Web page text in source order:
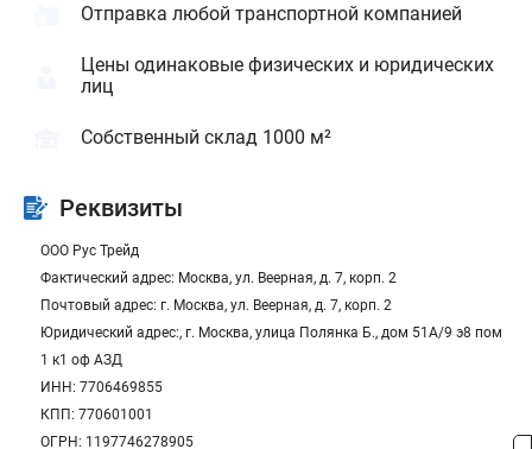
Отправка любой транспортной компанией
Цены одинаковые физических и юридических
лиц
Собственный склад 1000 м²
Реквизиты
ООО Рус Трейд
Фактический адрес: Москва, ул. Веерная, д. 7, корп. 2
Почтовый адрес: г. Москва, ул. Веерная, д. 7, корп. 2
Юридический адрес:, г. Москва, улица Полянка Б., дом 51А/9 э8 пом
1 к1 оф АЗД
ИНН: 7706469855
КПП: 770601001
ОГРН: 1197746278905